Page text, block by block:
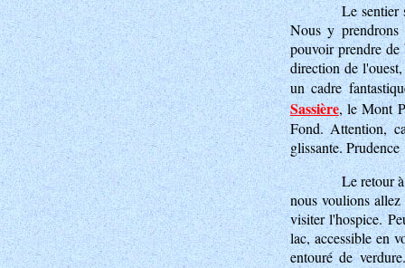
Le sentier
Nous y prendrons
pouvoir prendre de
direction de
un cadre
Sassière, le Mont
Fond. Attention,
glissante. Prudence
Le retour
nous voulions
visiter l'hospice.
lac, accessible en
entouré de